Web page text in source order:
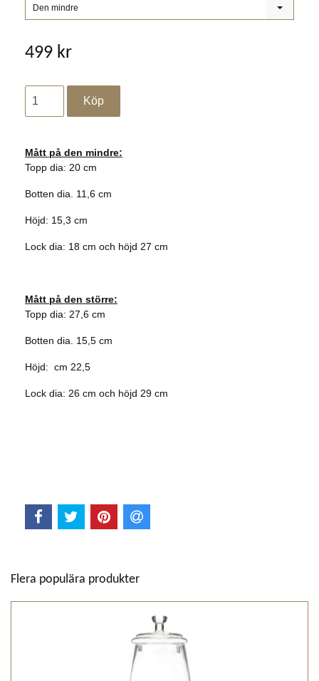
Den mindre
499 kr
Mått på den mindre:
Topp dia: 20 cm
Botten dia. 11,6 cm
Höjd: 15,3 cm
Lock dia: 18 cm och höjd 27 cm
Mått på den större:
Topp dia: 27,6 cm
Botten dia. 15,5 cm
Höjd: cm 22,5
Lock dia: 26 cm och höjd 29 cm
Flera populära produkter